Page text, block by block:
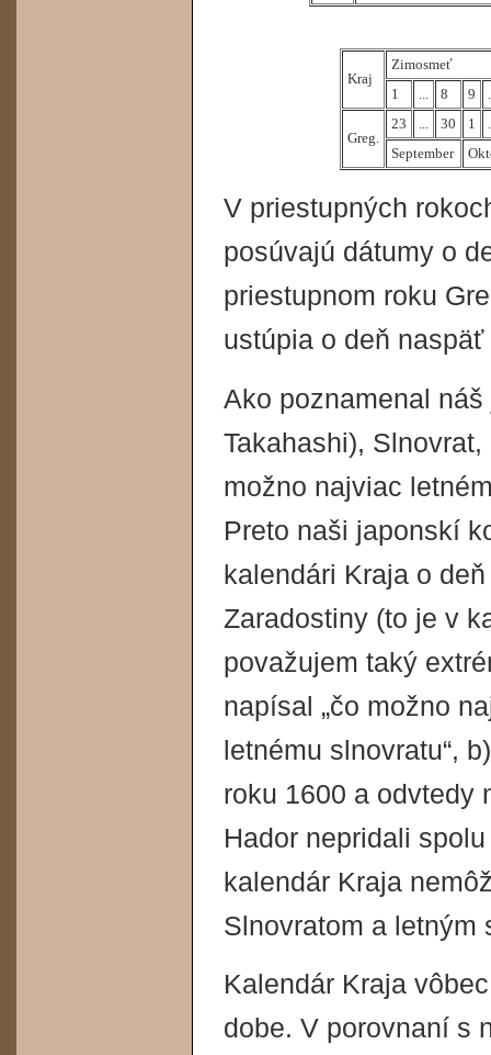
Kraj
Zimosmeť
1
... 8 9
Greg.
23 ... 30 1
September
V priestupných
posúvajú dátumy o
priestupnom roku
ustúpia o deň
Ako poznamenal
Takahashi),
možno najviac
Preto naši japonskí
kalendári Kraja o
Zaradostiny (to je v
považujem taký
napísal „čo možno
letnému slnovratu“,
roku 1600 a odvtedy
Hador nepridali
kalendár Kraja
Slnovratom a letným
Kalendár Kraja
dobe. V porovnaní s